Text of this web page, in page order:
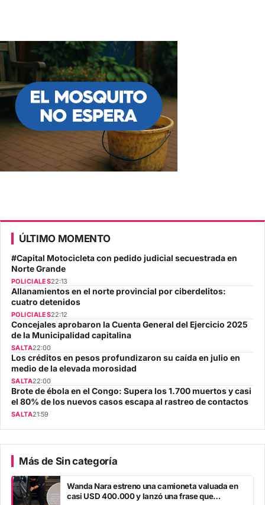
ÚLTIMO MOMENTO
#Capital Motocicleta con pedido judicial secuestrada en
Norte Grande
POLICIALES22:13
Allanamientos en el norte provincial por ciberdelitos:
cuatro detenidos
POLICIALES22:12
Concejales aprobaron la Cuenta General del Ejercicio 2025
de la Municipalidad capitalina
SALTA22:00
Los créditos en pesos profundizaron su caída en julio en
medio de la elevada morosidad
SALTA22:00
Brote de ébola en el Congo: Supera los 1.700 muertos y casi
el 80% de los nuevos casos escapa al rastreo de contactos
SALTA21:59
Más de Sin categoría
Wanda Nara estreno una camioneta valuada en
casi USD 400.000 y lanzó una frase que